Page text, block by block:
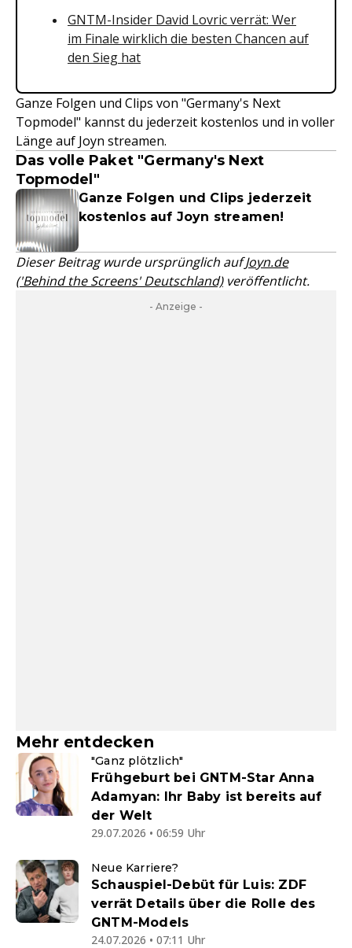
GNTM-Insider David Lovric verrät: Wer
im Finale wirklich die besten Chancen auf
den Sieg hat
Ganze Folgen und Clips von "Germany's Next
Topmodel" kannst du jederzeit kostenlos und in voller
Länge auf Joyn streamen.
Das volle Paket "Germany's Next
Topmodel"
Ganze Folgen und Clips jederzeit
kostenlos auf Joyn streamen!
Dieser Beitrag wurde ursprünglich aufJoyn.de
('Behind the Screens' Deutschland)veröffentlicht.
- Anzeige -
Mehr entdecken
"Ganz plötzlich"
Frühgeburt bei GNTM-Star Anna
Adamyan: Ihr Baby ist bereits auf
der Welt
29.07.2026 • 06:59 Uhr
Neue Karriere?
Schauspiel-Debüt für Luis: ZDF
verrät Details über die Rolle des
GNTM-Models
24.07.2026 • 07:11 Uhr